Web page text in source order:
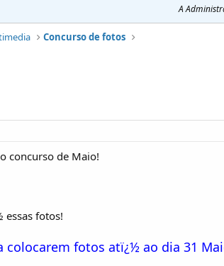
A
Concurso de fotos
concurso de Maio!
essas fotos!
colocarem fotos atï¿½ ao dia 31